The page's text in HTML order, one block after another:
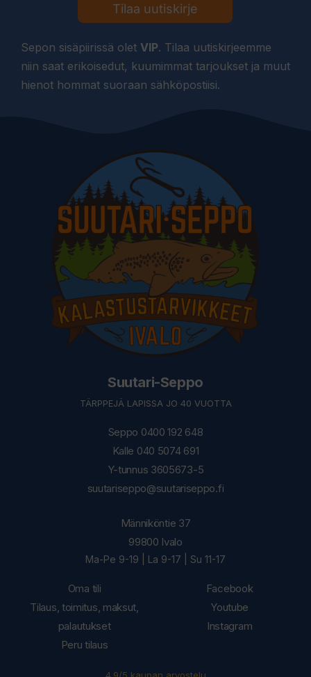
Tilaa uutiskirje
Sepon sisäpiirissä olet VIP. Tilaa uutiskirjeemme
niin saat erikoisedut, kuumimmat tarjoukset ja muut
hienot hommat suoraan sähköpostiisi.
Suutari-Seppo
TÄRPPEJÄ LAPISSA JO 40 VUOTTA
Seppo 0400 192 648
Kalle 040 5074 691
Y-tunnus 3605673-5
suutariseppo@suutariseppo.fi
Oma tili
Tilaus, toimitus, maksut,
palautukset
Peru tilaus
Männiköntie 37
99800 Ivalo
Ma-Pe 9-19 | La 9-17 | Su 11-17
Facebook
Youtube
Instagram